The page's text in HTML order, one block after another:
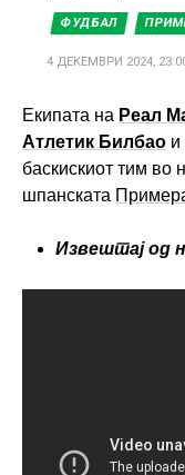
ФУДБАЛ
4 ДЕКЕМВРИ 2024,
Екипата на Реал
Атлетик Билбао и
баскискиот тим во
шпанската
Извештај од